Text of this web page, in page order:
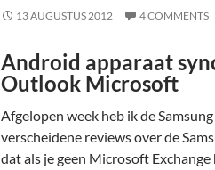
13 AUGUSTUS 2012 4 COMMENTS
Android apparaat
Outlook Microsoft
Afgelopen week heb ik de
verscheidene reviews over de
dat als je geen Microsoft